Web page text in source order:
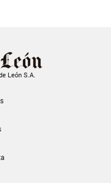
León S.A.